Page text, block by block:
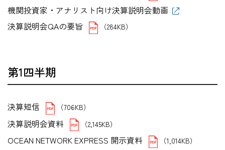
機関投資家・アナリスト向け決算説明会動画
決算説明会QAの要旨
（284KB）
第1四半期
決算短信 （706KB）
決算説明会資料 （2,145KB）
OCEAN NETWORK EXPRESS 開示資料 （1,014KB）